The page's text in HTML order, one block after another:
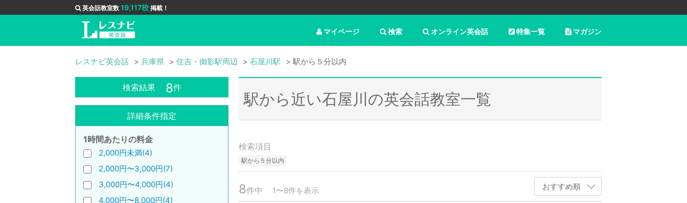
英会話教室数 19,117校 掲載！
マガジン
特集一覧
オンライン英会話
検索
マイページ
レスナビ英会話 兵庫県 住吉・御影駅周辺 石屋川駅 駅から５分以内
検索結果 8件
詳細条件指定
1時間あたりの料金
2,000円未満(4)
2,000円〜3,000円(7)
3,000円〜4,000円(4)
4,000円〜8,000円(4)
駅から近い石屋川の英会話教室一覧
検索項目
駅から５分以内
8件中 1〜8件を表示 おすすめ順